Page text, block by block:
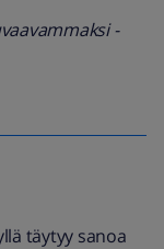
-
täytyy sanoa